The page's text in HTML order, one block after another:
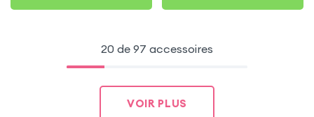
20 de 97 accessoires
VOIR PLUS